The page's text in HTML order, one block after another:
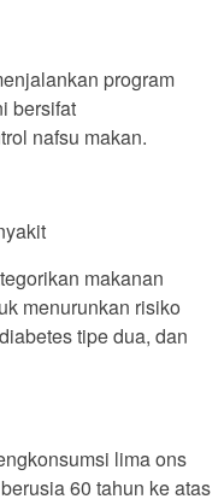
program
bersifat
nafsu makan.
makanan
menurunkan risiko
tipe dua, dan
lima ons
60 tahun ke atas